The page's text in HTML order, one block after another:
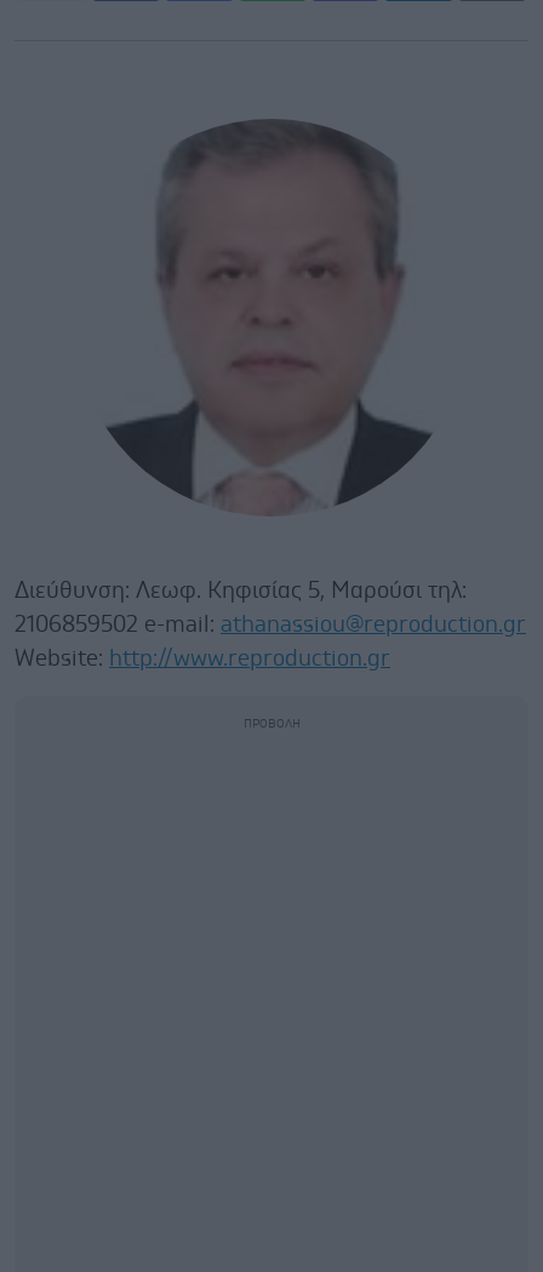
Διεύθυνση: Λεωφ. Κηφισίας 5, Μαρούσι τηλ:
2106859502 e-mail: athanassiou@reproduction.gr
Website: http://www.reproduction.gr